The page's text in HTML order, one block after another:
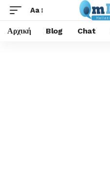
Aa
Αρχική Blog Chat